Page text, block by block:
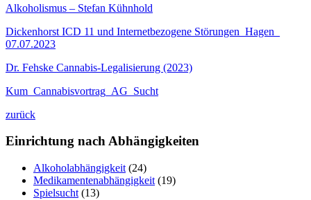
Alkoholismus – Stefan Kühnhold
Dickenhorst ICD 11 und Internetbezogene Störungen_Hagen_
07.07.2023
Dr. Fehske Cannabis-Legalisierung (2023)
Kum_Cannabisvortrag_AG_Sucht
zurück
Einrichtung nach Abhängigkeiten
Alkoholabhängigkeit (24)
Medikamentenabhängigkeit (19)
Spielsucht (13)